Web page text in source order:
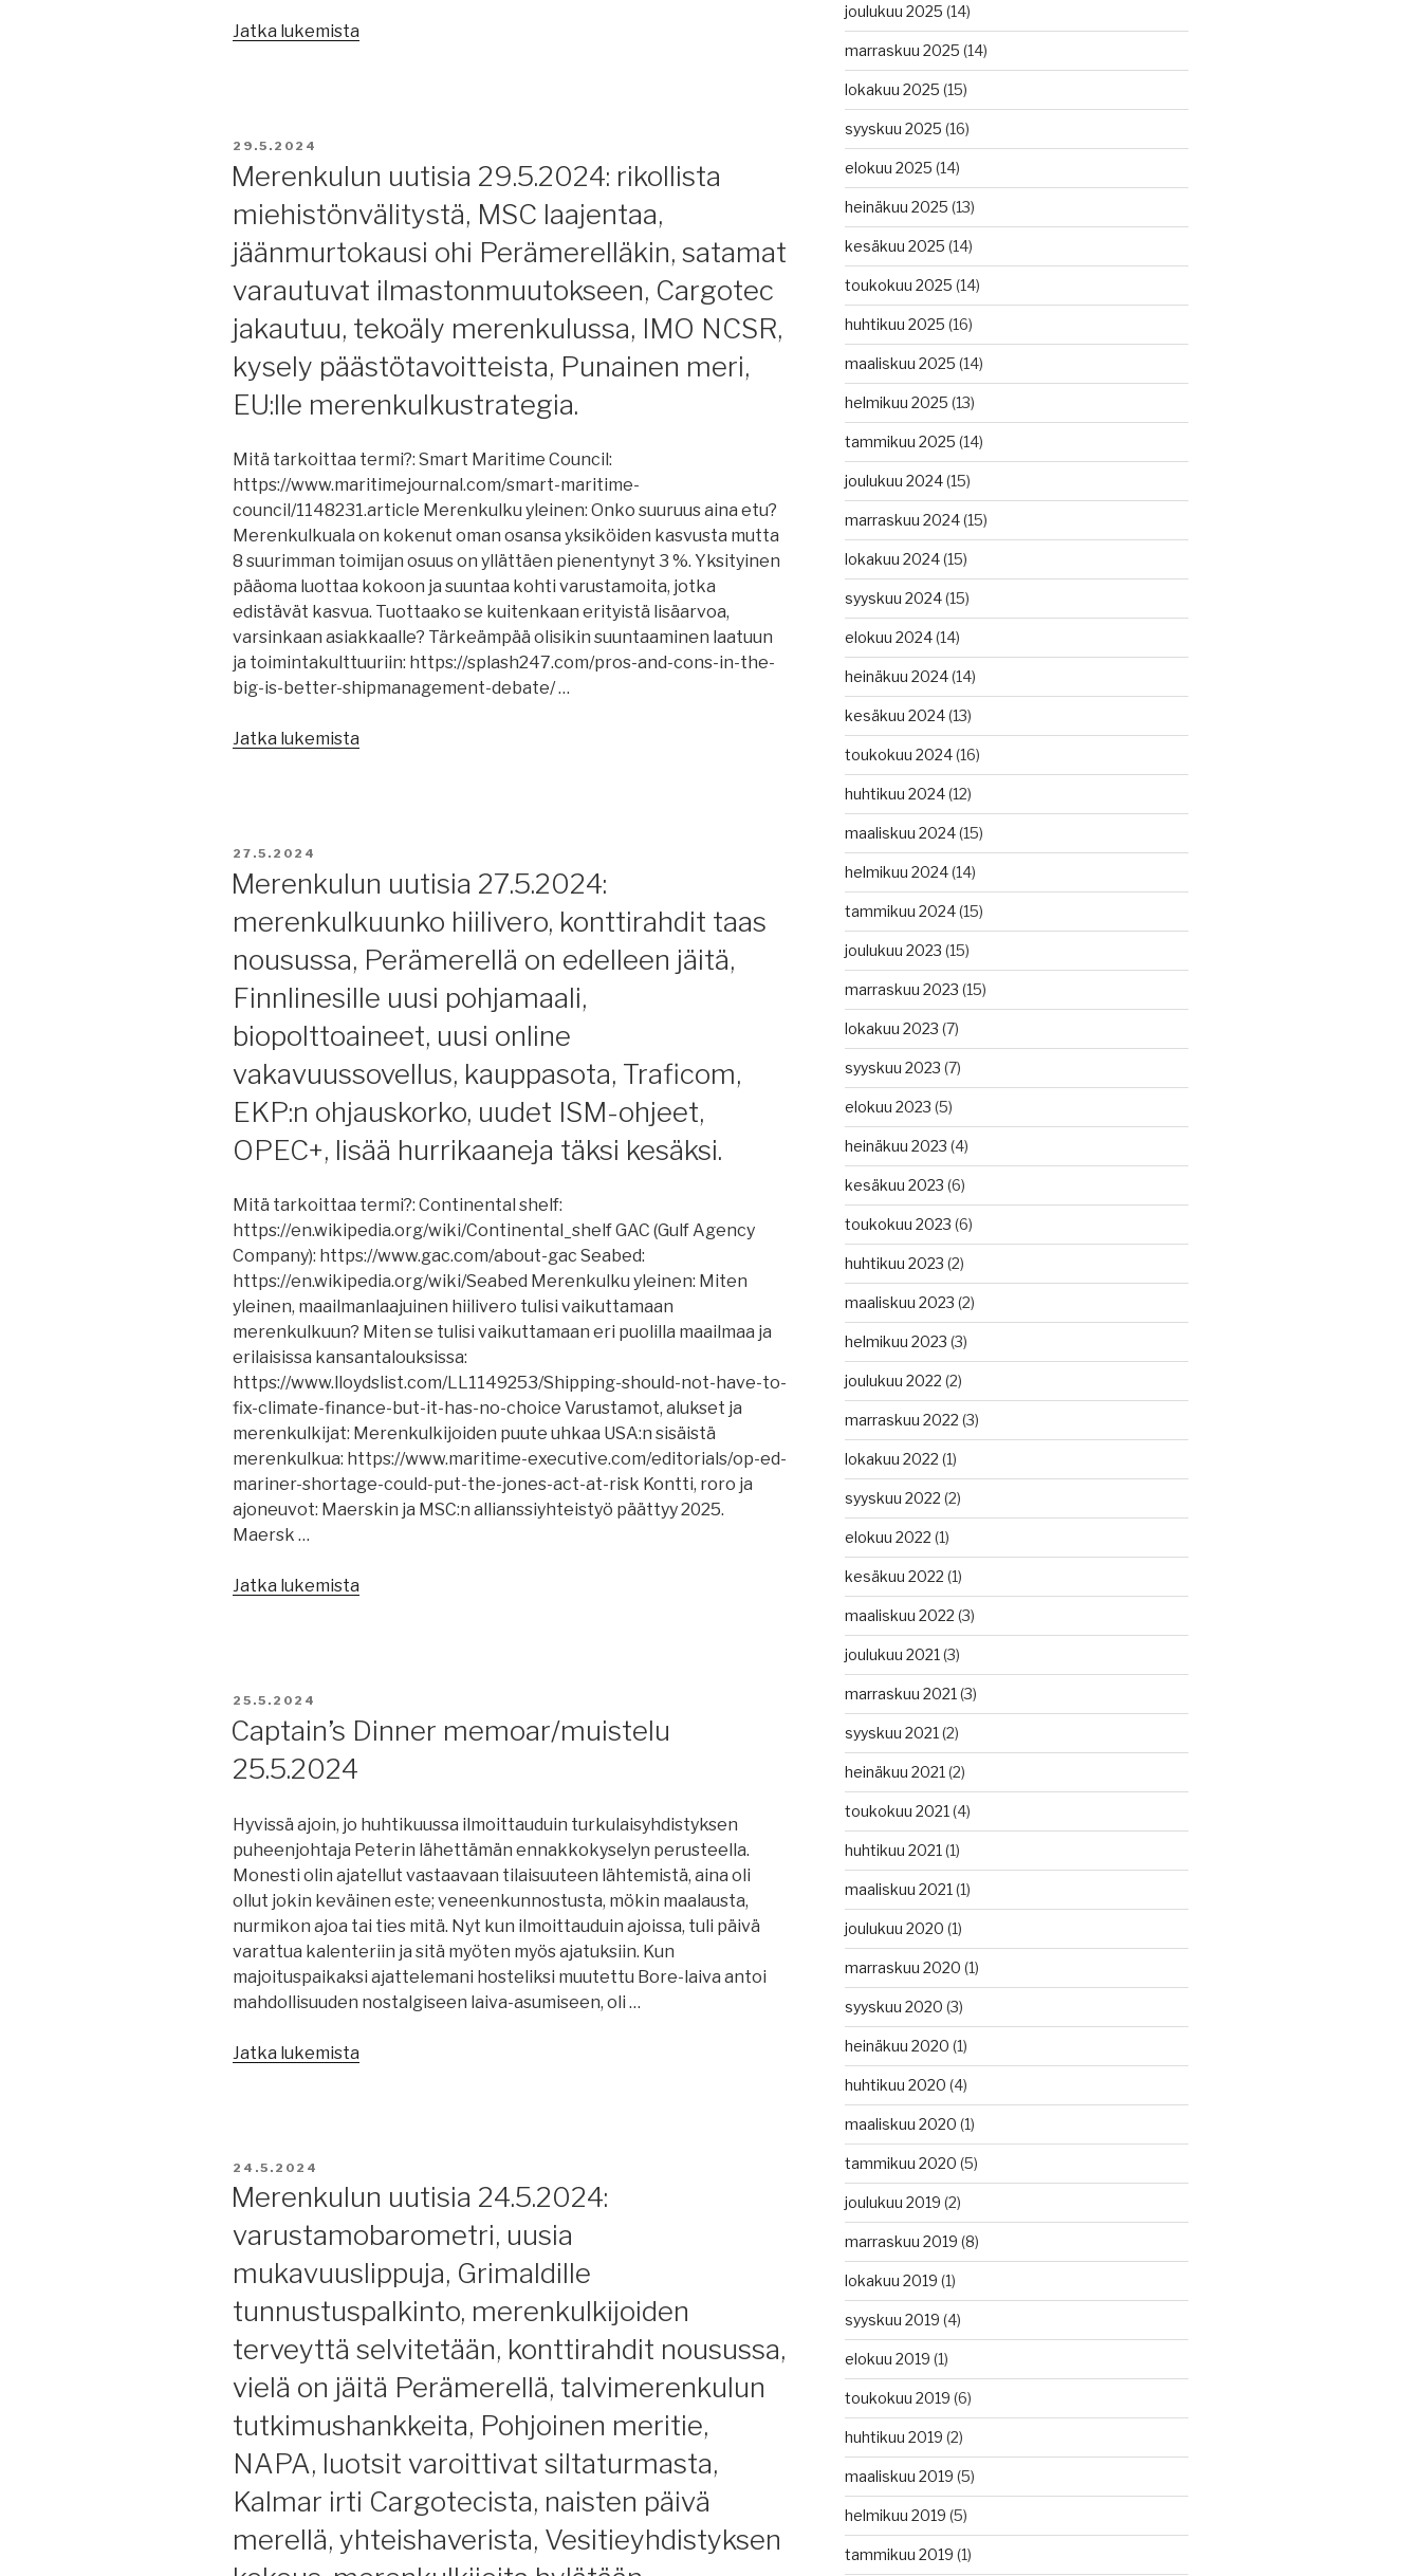
Jatka lukemista
miten
säilyttää
miehistö,
mitä
miehistöjen
hylkäämiselle,
vaikuttaja
Panaman
kanava
palautuu,
Norsepowerilta
laskentakaava,
Filippiinit
IMO:n
valkoiselle
listalle,
pakotteiden
edessä,
ei
JULKAISTU
29.5.2024
Merenkulun uutisia 29.5.2024: rikollista
miehistönvälitystä, MSC laajentaa,
jäänmurtokausi ohi Perämerelläkin, satamat
varautuvat ilmastonmuutokseen, Cargotec
jakautuu, tekoäly merenkulussa, IMO NCSR,
kysely päästötavoitteista, Punainen meri,
EU:lle merenkulkustrategia.
Mitä tarkoittaa termi?: Smart Maritime Council:
https://www.maritimejournal.com/smart-maritime-
council/1148231.article Merenkulku yleinen: Onko suuruus aina etu?
Merenkulkuala on kokenut oman osansa yksiköiden kasvusta mutta
8 suurimman toimijan osuus on yllättäen pienentynyt 3 %. Yksityinen
pääoma luottaa kokoon ja suuntaa kohti varustamoita, jotka
edistävät kasvua. Tuottaako se kuitenkaan erityistä lisäarvoa,
varsinkaan asiakkaalle? Tärkeämpää olisikin suuntaaminen laatuun
ja toimintakulttuuriin: https://splash247.com/pros-and-cons-in-the-
big-is-better-shipmanagement-debate/ …
Jatka lukemista
laajentaa,
jäänmurtokausi
Perämerelläkin,
satamat
ilmastonmuutokseen,
Cargotec
tekoäly
merenkulussa,
NCSR,
kysely
päästötavoitteista,
Punainen
meri,
EU:lle
merenkulkustrategia.”
JULKAISTU
27.5.2024
Merenkulun uutisia 27.5.2024:
merenkulkuunko hiilivero, konttirahdit taas
nousussa, Perämerellä on edelleen jäitä,
Finnlinesille uusi pohjamaali,
biopolttoaineet, uusi online
vakavuussovellus, kauppasota, Traficom,
EKP:n ohjauskorko, uudet ISM-ohjeet,
OPEC+, lisää hurrikaaneja täksi kesäksi.
Mitä tarkoittaa termi?: Continental shelf:
https://en.wikipedia.org/wiki/Continental_shelf GAC (Gulf Agency
Company): https://www.gac.com/about-gac Seabed:
https://en.wikipedia.org/wiki/Seabed Merenkulku yleinen: Miten
yleinen, maailmanlaajuinen hiilivero tulisi vaikuttamaan
merenkulkuun? Miten se tulisi vaikuttamaan eri puolilla maailmaa ja
erilaisissa kansantalouksissa:
https://www.lloydslist.com/LL1149253/Shipping-should-not-have-to-
fix-climate-finance-but-it-has-no-choice Varustamot, alukset ja
merenkulkijat: Merenkulkijoiden puute uhkaa USA:n sisäistä
merenkulkua: https://www.maritime-executive.com/editorials/op-ed-
mariner-shortage-could-put-the-jones-act-at-risk Kontti, roro ja
ajoneuvot: Maerskin ja MSC:n allianssiyhteistyö päättyy 2025.
Maersk …
Jatka lukemista
taas
on
edelleen
jäitä,
Finnlinesille
uusi
pohjamaali,
biopolttoaineet,
uusi
kauppasota,
ISM-
OPEC+,
lisää
täksi
kesäksi.”
JULKAISTU
25.5.2024
Captain’s Dinner memoar/muistelu
25.5.2024
Hyvissä ajoin, jo huhtikuussa ilmoittauduin turkulaisyhdistyksen
puheenjohtaja Peterin lähettämän ennakkokyselyn perusteella.
Monesti olin ajatellut vastaavaan tilaisuuteen lähtemistä, aina oli
ollut jokin keväinen este; veneenkunnostusta, mökin maalausta,
nurmikon ajoa tai ties mitä. Nyt kun ilmoittauduin ajoissa, tuli päivä
varattua kalenteriin ja sitä myöten myös ajatuksiin. Kun
majoituspaikaksi ajattelemani hosteliksi muutettu Bore-laiva antoi
mahdollisuuden nostalgiseen laiva-asumiseen, oli …
Jatka lukemista
JULKAISTU
24.5.2024
Merenkulun uutisia 24.5.2024:
varustamobarometri, uusia
mukavuuslippuja, Grimaldille
tunnustuspalkinto, merenkulkijoiden
terveyttä selvitetään, konttirahdit nousussa,
vielä on jäitä Perämerellä, talvimerenkulun
tutkimushankkeita, Pohjoinen meritie,
NAPA, luotsit varoittivat siltaturmasta,
Kalmar irti Cargotecista, naisten päivä
merellä, yhteishaverista, Vesitieyhdistyksen
joulukuu 2025 (14)
marraskuu 2025 (14)
lokakuu 2025 (15)
syyskuu 2025 (16)
elokuu 2025 (14)
heinäkuu 2025 (13)
kesäkuu 2025 (14)
toukokuu 2025 (14)
huhtikuu 2025 (16)
maaliskuu 2025 (14)
helmikuu 2025 (13)
tammikuu 2025 (14)
joulukuu 2024(15)
marraskuu 2024(15)
lokakuu 2024(15)
syyskuu 2024(15)
elokuu 2024(14)
heinäkuu 2024(14)
kesäkuu 2024(13)
toukokuu 2024(16)
huhtikuu 2024(12)
maaliskuu 2024(15)
helmikuu 2024(14)
tammikuu 2024(15)
joulukuu 2023 (15)
marraskuu 2023 (15)
lokakuu 2023 (7)
syyskuu 2023 (7)
elokuu 2023 (5)
heinäkuu 2023 (4)
kesäkuu 2023 (6)
toukokuu 2023 (6)
huhtikuu 2023 (2)
maaliskuu 2023 (2)
helmikuu 2023 (3)
joulukuu 2022 (2)
marraskuu 2022 (3)
lokakuu 2022 (1)
syyskuu 2022 (2)
elokuu 2022 (1)
kesäkuu 2022 (1)
maaliskuu 2022 (3)
joulukuu 2021 (3)
marraskuu 2021 (3)
syyskuu 2021 (2)
heinäkuu 2021 (2)
toukokuu 2021 (4)
huhtikuu 2021 (1)
maaliskuu 2021 (1)
joulukuu 2020 (1)
marraskuu 2020 (1)
syyskuu 2020 (3)
heinäkuu 2020 (1)
huhtikuu 2020 (4)
maaliskuu 2020 (1)
tammikuu 2020 (5)
joulukuu 2019 (2)
marraskuu 2019 (8)
lokakuu 2019 (1)
syyskuu 2019 (4)
elokuu 2019 (1)
toukokuu 2019 (6)
huhtikuu 2019 (2)
maaliskuu 2019 (5)
helmikuu 2019 (5)
tammikuu 2019 (1)